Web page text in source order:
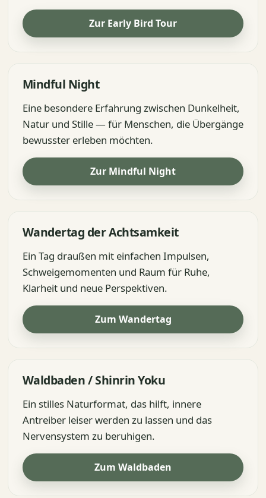
Zur Early Bird Tour
Mindful Night
Eine besondere Erfahrung zwischen Dunkelheit,
Natur und Stille — für Menschen, die Übergänge
bewusster erleben möchten.
Zur Mindful Night
Wandertag der Achtsamkeit
Ein Tag draußen mit einfachen Impulsen,
Schweigemomenten und Raum für Ruhe,
Klarheit und neue Perspektiven.
Zum Wandertag
Waldbaden / Shinrin Yoku
Ein stilles Naturformat, das hilft, innere
Antreiber leiser werden zu lassen und das
Nervensystem zu beruhigen.
Zum Waldbaden